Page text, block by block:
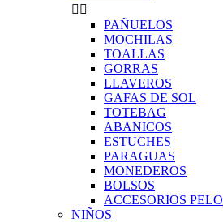
 
PAÑUELOS
MOCHILAS
TOALLAS
GORRAS
LLAVEROS
GAFAS DE SOL
TOTEBAG
ABANICOS
ESTUCHES
PARAGUAS
MONEDEROS
BOLSOS
ACCESORIOS PELO
NIÑOS